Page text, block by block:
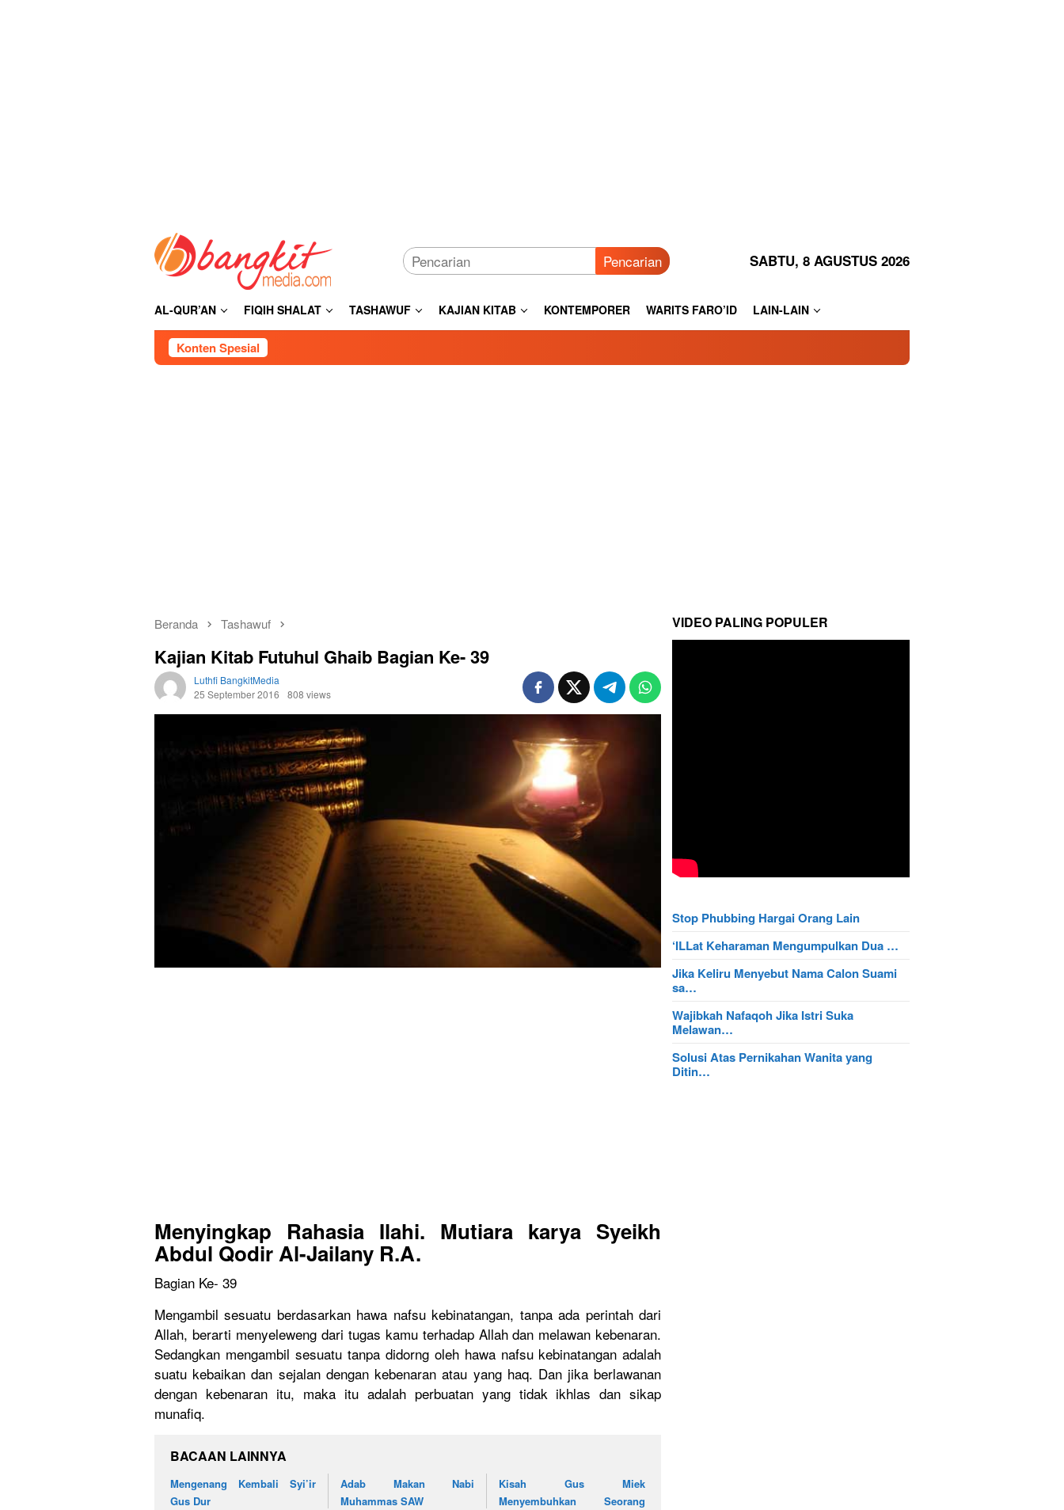
Pencarian SABTU, 8 AGUSTUS 2026
AL-QUR’AN FIQIH SHALAT TASHAWUF KAJIAN KITAB KONTEMPORER WARITS FARO’ID LAIN-LAIN
Konten Spesial
Beranda Tashawuf
Kajian Kitab Futuhul Ghaib Bagian Ke- 39
Luthfi BangkitMedia
25 September 2016
808 views
Menyingkap Rahasia Ilahi. Mutiara karya Syeikh
Abdul Qodir Al-Jailany R.A.
Bagian Ke- 39
Mengambil sesuatu berdasarkan hawa nafsu kebinatangan, tanpa ada perintah dari
Allah, berarti menyeleweng dari tugas kamu terhadap Allah dan melawan kebenaran.
Sedangkan mengambil sesuatu tanpa didorng oleh hawa nafsu kebinatangan adalah
suatu kebaikan dan sejalan dengan kebenaran atau yang haq. Dan jika berlawanan
dengan kebenaran itu, maka itu adalah perbuatan yang tidak ikhlas dan sikap
munafiq.
BACAAN LAINNYA
Mengenang Kembali Syi’ir
Gus Dur
Adab Makan Nabi
Muhammas SAW
Kisah Gus Miek
Menyembuhkan Seorang
VIDEO PALING POPULER
Stop Phubbing Hargai Orang Lain
‘ILLat Keharaman Mengumpulkan Dua …
Jika Keliru Menyebut Nama Calon Suami
sa…
Wajibkah Nafaqoh Jika Istri Suka
Melawan…
Solusi Atas Pernikahan Wanita yang
Ditin…